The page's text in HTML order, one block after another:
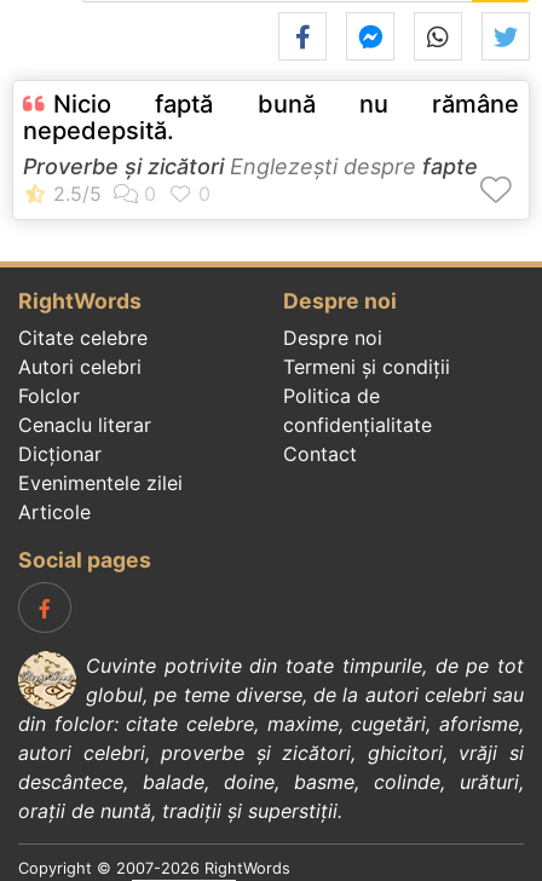
Nicio faptă bună nu rămâne
nepedepsită.
Proverbe și zicătoriEnglezeşti despre fapte
RightWords
Citate celebre
Autori celebri
Folclor
Cenaclu literar
Dicționar
Evenimentele zilei
Articole
Despre noi
Despre noi
Termeni și condiții
Politica de
confidenţialitate
Contact
Social pages
Cuvinte potrivite din toate timpurile, de pe tot
globul, pe teme diverse, de la autori celebrisau
din folclor:citate celebre, maxime,cugetări,aforisme,
autori celebri,proverbe și zicători, ghicitori, vrăji si
descântece, balade, doine, basme, colinde, urături,
orații de nuntă, tradiții și superstiții.
Copyright © 2007-2026 RightWords